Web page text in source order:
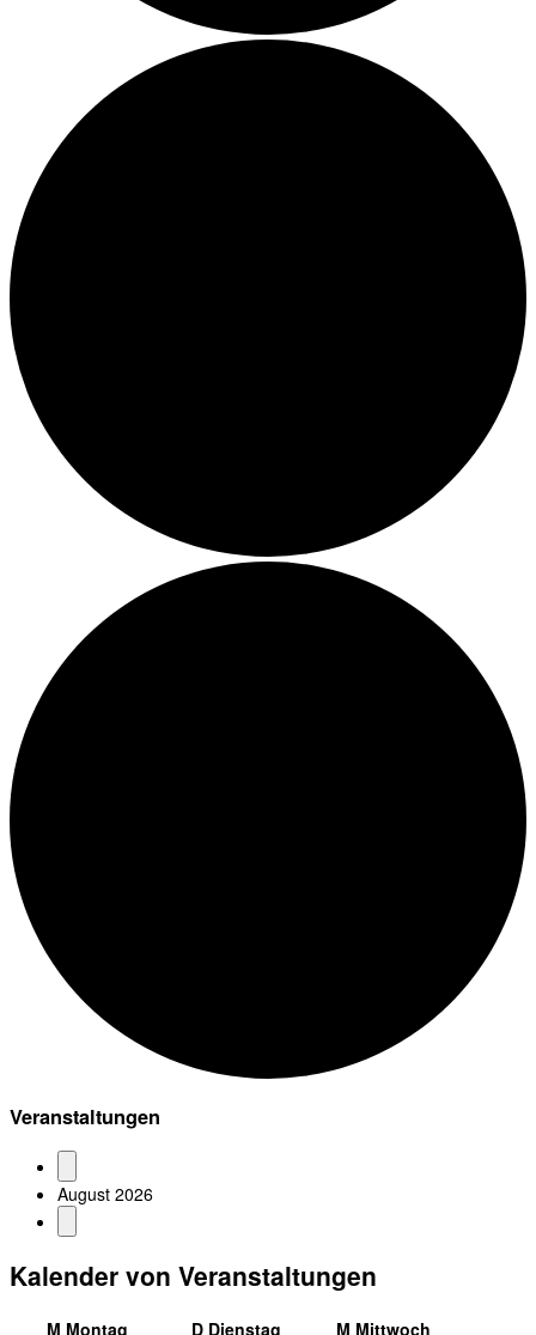
Veranstaltungen
August 2026
Kalender von Veranstaltungen
M Montag D Dienstag M Mittwoch